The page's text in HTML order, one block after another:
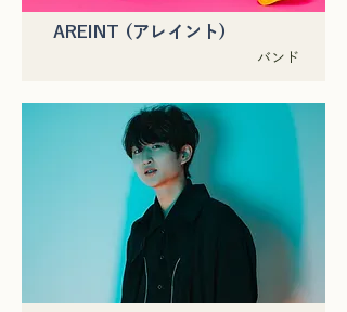
AREINT (アレイント)
バンド